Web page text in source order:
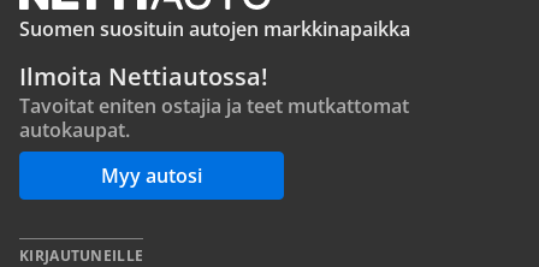
Suomen suosituin autojen markkinapaikka
Ilmoita Nettiautossa!
Tavoitat eniten ostajia ja teet mutkattomat
autokaupat.
Myy autosi
KIRJAUTUNEILLE